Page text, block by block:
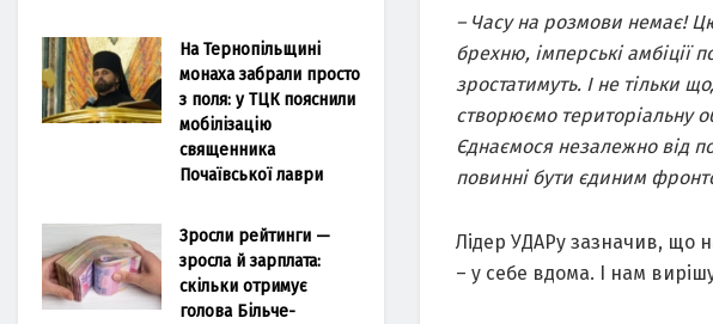
– Часу на розмови немає!
брехню, імперські амбіції
зростатимуть. І не тільки
створюємо територіальну
Єднаємося незалежно від
повинні бути єдиним
Лідер УДАРу зазначив, що
– у себе вдома. І нам
На Тернопільщині
монаха забрали просто
з поля: у ТЦК пояснили
мобілізацію
священника
Почаївської лаври
Зросли рейтинги —
зросла й зарплата:
скільки отримує
голова Більче-